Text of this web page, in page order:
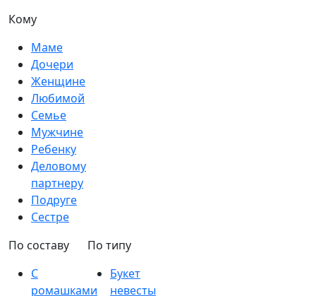
Кому
Маме
Дочери
Женщине
Любимой
Семье
Мужчине
Ребенку
Деловому
партнеру
Подруге
Сестре
По составу
С
ромашками
По типу
Букет
невесты